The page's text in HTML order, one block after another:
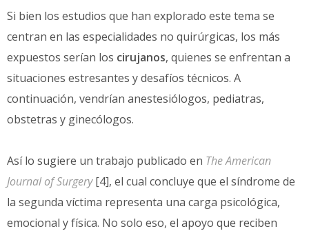
Si bien los estudios que han explorado este tema se
centran en las especialidades no quirúrgicas, los más
expuestos serían los cirujanos, quienes se enfrentan a
situaciones estresantes y desafíos técnicos. A
continuación, vendrían anestesiólogos, pediatras,
obstetras y ginecólogos.
Así lo sugiere un trabajo publicado en The American
Journal of Surgery[4], el cual concluye que el síndrome de
la segunda víctima representa una carga psicológica,
emocional y física. No solo eso, el apoyo que reciben